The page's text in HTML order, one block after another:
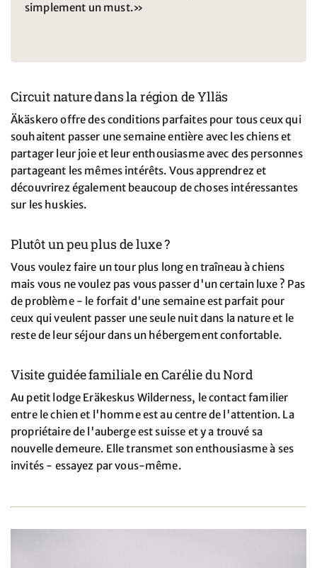
simplement un must.»
Circuit nature dans la région de Ylläs
Äkäskero offre des conditions parfaites pour tous ceux qui
souhaitent passer une semaine entière avec les chiens et
partager leur joie et leur enthousiasme avec des personnes
partageant les mêmes intérêts. Vous apprendrez et
découvrirez également beaucoup de choses intéressantes
sur les huskies.
Plutôt un peu plus de luxe ?
Vous voulez faire un tour plus long en traîneau à chiens
mais vous ne voulez pas vous passer d'un certain luxe ? Pas
de problème - le forfait d'une semaine est parfait pour
ceux qui veulent passer une seule nuit dans la nature et le
reste de leur séjour dans un hébergement confortable.
Visite guidée familiale en Carélie du Nord
Au petit lodge Eräkeskus Wilderness, le contact familier
entre le chien et l'homme est au centre de l'attention. La
propriétaire de l'auberge est suisse et y a trouvé sa
nouvelle demeure. Elle transmet son enthousiasme à ses
invités - essayez par vous-même.